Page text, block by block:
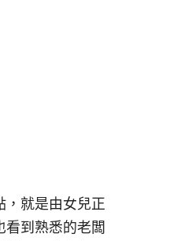
，就是由女兒正
看到熟悉的老闆